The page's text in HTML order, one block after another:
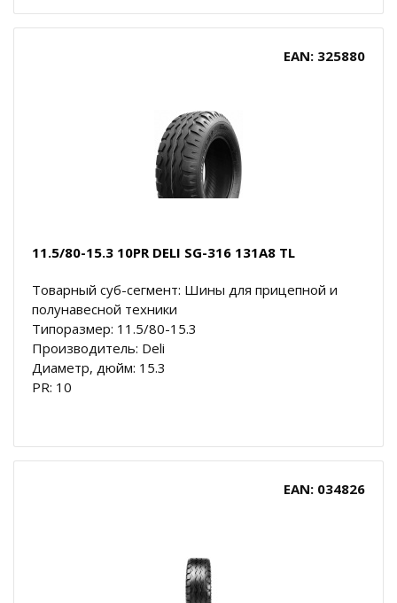
EAN: 325880
11.5/80-15.3 10PR DELI SG-316 131A8 TL
Товарный суб-сегмент: Шины для прицепной и
полунавесной техники
Типоразмер: 11.5/80-15.3
Производитель: Deli
Диаметр, дюйм: 15.3
PR: 10
EAN: 034826